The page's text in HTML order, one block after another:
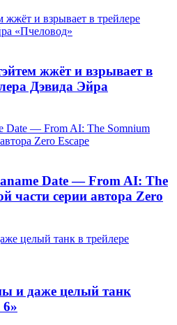
и взрывает в трейлере
«Пчеловод»
жжёт и взрывает в
Дэвида Эйра
Date — From AI: The Somnium
Zero Escape
Date — From AI: The
части серии автора Zero
целый танк в трейлере
и даже целый танк